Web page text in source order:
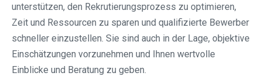
unterstützen, den Rekrutierungsprozess zu optimieren,
Zeit und Ressourcen zu sparen und qualifizierte Bewerber
schneller einzustellen. Sie sind auch in der Lage, objektive
Einschätzungen vorzunehmen und Ihnen wertvolle
Einblicke und Beratung zu geben.